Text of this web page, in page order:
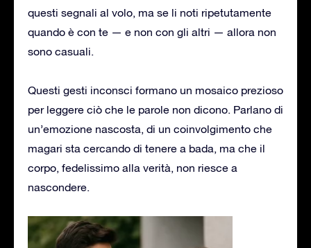
questi segnali al volo, ma se li noti ripetutamente
quando è con te — e non con gli altri — allora non
sono casuali.
Questi gesti inconsci formano un mosaico prezioso
per leggere ciò che le parole non dicono. Parlano di
un’emozione nascosta, di un coinvolgimento che
magari sta cercando di tenere a bada, ma che il
corpo, fedelissimo alla verità, non riesce a
nascondere.